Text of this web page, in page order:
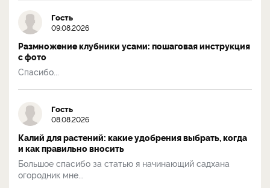
Гость
09.08.2026
Размножение клубники усами: пошаговая инструкция
с фото
Спасибо...
Гость
08.08.2026
Калий для растений: какие удобрения выбрать, когда
и как правильно вносить
Большое спасибо за статью я начинающий садхана
огородник мне...